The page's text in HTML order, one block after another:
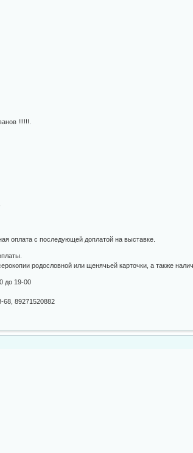
!!!!!!.
оплата с последующей доплатой на выставке.
родословной или щенячьей карточки, а также
до 19-00
68, 89271520882